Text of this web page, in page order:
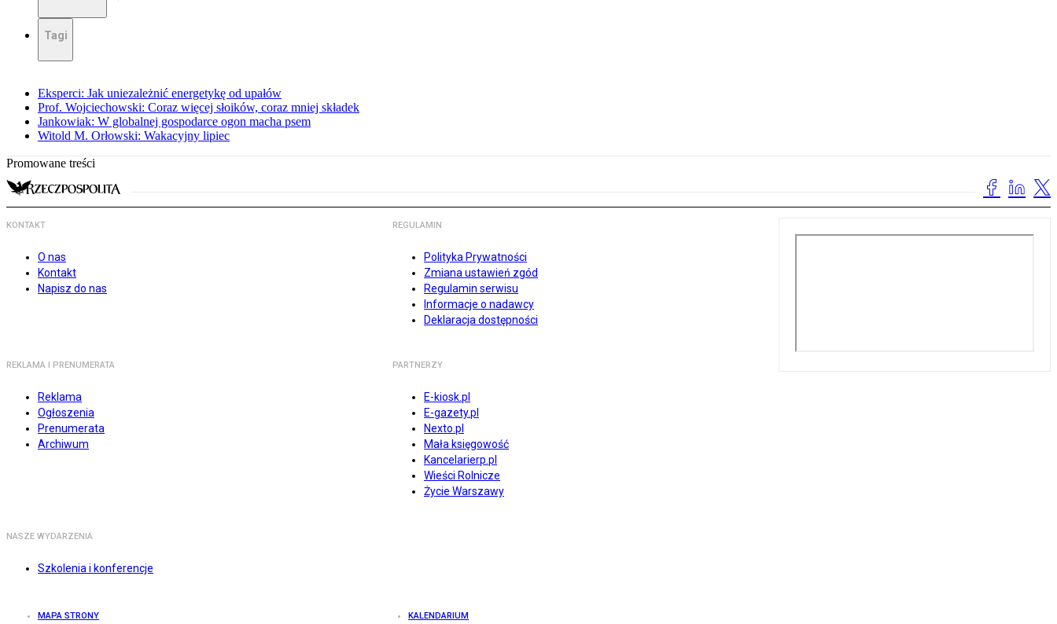
Tagi
Eksperci: Jak uniezależnić energetykę od upałów
Prof. Wojciechowski: Coraz więcej słoików, coraz mniej składek
Jankowiak: W globalnej gospodarce ogon macha psem
Witold M. Orłowski: Wakacyjny lipiec
Promowane treści
KONTAKT
O nas
Kontakt
Napisz do nas
REGULAMIN
Polityka Prywatności
Zmiana ustawień zgód
Regulamin serwisu
Informacje o nadawcy
Deklaracja dostępności
REKLAMA I PRENUMERATA
Reklama
Ogłoszenia
Prenumerata
Archiwum
PARTNERZY
E-kiosk.pl
E-gazety.pl
Nexto.pl
Mała księgowość
Kancelarierp.pl
Wieści Rolnicze
Życie Warszawy
NASZE WYDARZENIA
Szkolenia i konferencje
MAPA STRONY KALENDARIUM